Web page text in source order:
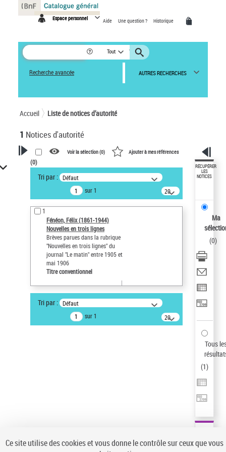
Espace personnel Aide Une question ? Historique
Tout
Recherche avancée AUTRES RECHERCHES
Accueil Liste de notices d’autorité
1 Notices d'autorité
VOTRE RECHERCHE
Recherche avancée dans les
notices d’autorité
Œuvres liées à l'auteur :
Fénéon, Félix (1861-1944)
Type de notice d'autorité
Œuvre
Sauvegarder votre recherche
Type de notice d'autorité
Œuvre
Titre conventionnel(1)
Voir la sélection (0) Ajouter à mes références
(0)
Tri par : Défaut
sur 1
20
résultats/page
1
Fénéon, Félix (1861-1944)
Nouvelles en trois lignes
Brèves parues dans la rubrique
"Nouvelles en trois lignes" du
journal "Le matin" entre 1905 et
mai 1906
Titre conventionnel
Tri par : Défaut
sur 1
20
résultats/page
RÉCUPÉRER
LES
NOTICES
Ma
(0)
Tous
(1)
Panneau de gestion des cookies
Ce site utilise des cookies et vous donne le contrôle sur ceux que vous